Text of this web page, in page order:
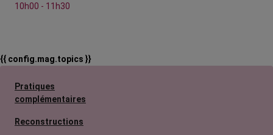
10h00 - 11h30
{{ config.mag.topics }}
Pratiques
complémentaires
Reconstructions